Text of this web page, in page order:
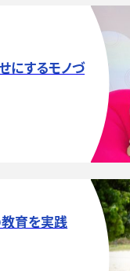
にするモノづ
育を実践